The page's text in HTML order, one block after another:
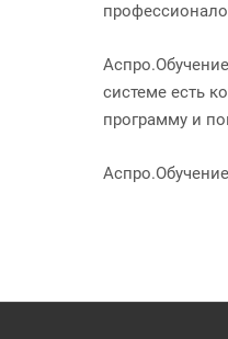
системе есть
программу и